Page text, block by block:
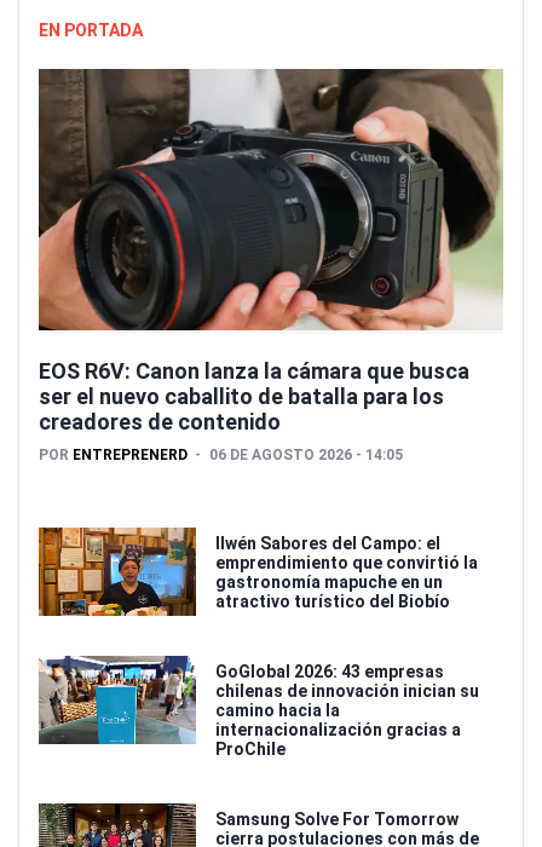
EN PORTADA
EOS R6V: Canon lanza la cámara que busca
ser el nuevo caballito de batalla para los
creadores de contenido
POR ENTREPRENERD 06 DE AGOSTO 2026 - 14:05
Ilwén Sabores del Campo: el
emprendimiento que convirtió la
gastronomía mapuche en un
atractivo turístico del Biobío
GoGlobal 2026: 43 empresas
chilenas de innovación inician su
camino hacia la
internacionalización gracias a
ProChile
Samsung Solve For Tomorrow
cierra postulaciones con más de